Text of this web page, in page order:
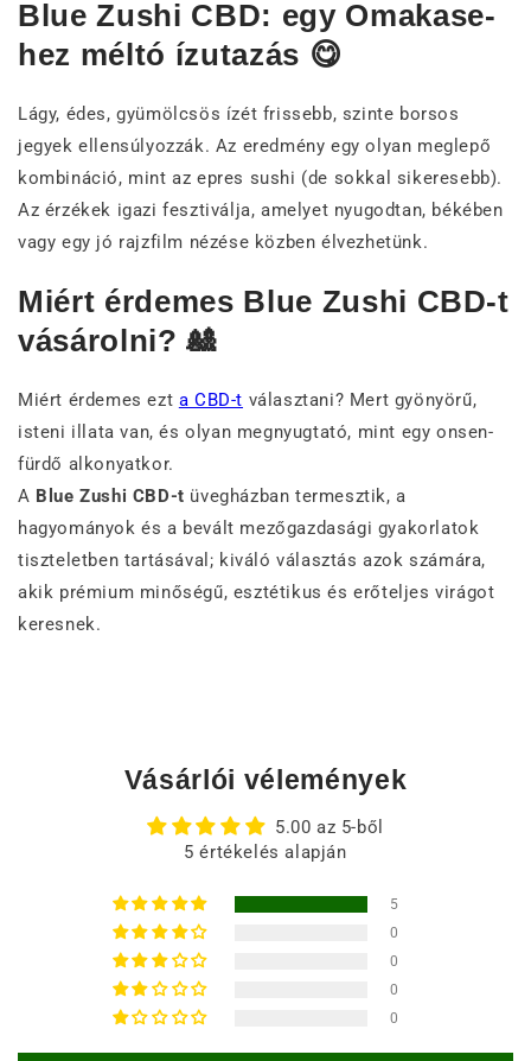
Blue Zushi CBD: egy Omakase-
hez méltó ízutazás 😋
Lágy, édes, gyümölcsös ízét frissebb, szinte borsos
jegyek ellensúlyozzák. Az eredmény egy olyan meglepő
kombináció, mint az epres sushi (de sokkal sikeresebb).
Az érzékek igazi fesztiválja, amelyet nyugodtan, békében
vagy egy jó rajzfilm nézése közben élvezhetünk.
Miért érdemes Blue Zushi CBD-t
vásárolni? 🎎
Miért érdemes ezt a CBD-t választani? Mert gyönyörű,
isteni illata van, és olyan megnyugtató, mint egy onsen-
fürdő alkonyatkor.
A Blue Zushi CBD-t üvegházban termesztik, a
hagyományok és a bevált mezőgazdasági gyakorlatok
tiszteletben tartásával; kiváló választás azok számára,
akik prémium minőségű, esztétikus és erőteljes virágot
keresnek.
Vásárlói vélemények
5.00 az 5-ből
5 értékelés alapján
5
0
0
0
0